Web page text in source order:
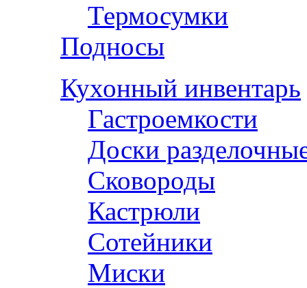
Термосумки
Подносы
Кухонный инвентарь
Гастроемкости
Доски
Сковороды
Кастрюли
Сотейники
Миски